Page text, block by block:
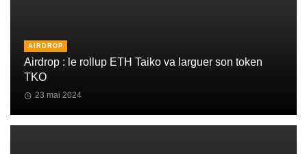
AIRDROP
Airdrop : le rollup ETH Taiko va larguer son token
TKO
23 mai 2024